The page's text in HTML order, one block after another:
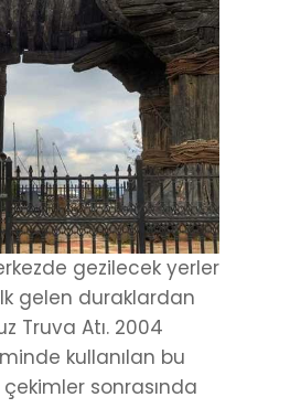
gezilecek yerler
gelen duraklardan
Truva Atı. 2004
kullanılan bu
sonrasında